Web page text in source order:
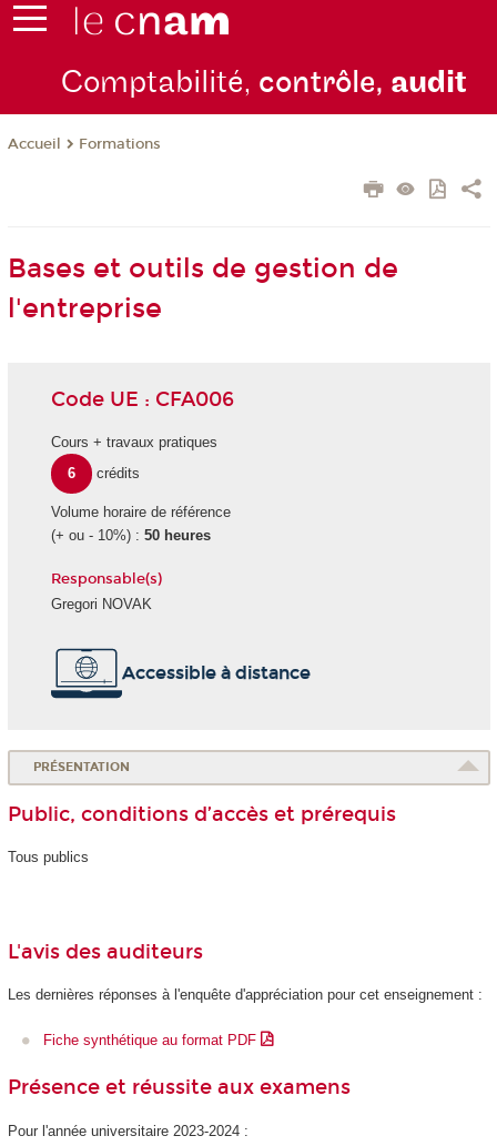
Comptabilité, contrôle, audit
Accueil Formations
Bases et outils de gestion de
l'entreprise
Code UE : CFA006
Cours + travaux pratiques
6
crédits
Volume horaire de référence
(+ ou - 10%) : 50 heures
Responsable(s)
Gregori NOVAK
Accessible à distance
PRÉSENTATION
Public, conditions d’accès et prérequis
Tous publics
L'avis des auditeurs
Les dernières réponses à l'enquête d'appréciation pour cet enseignement :
Fiche synthétique au format PDF
Présence et réussite aux examens
Pour l'année universitaire 2023-2024 :